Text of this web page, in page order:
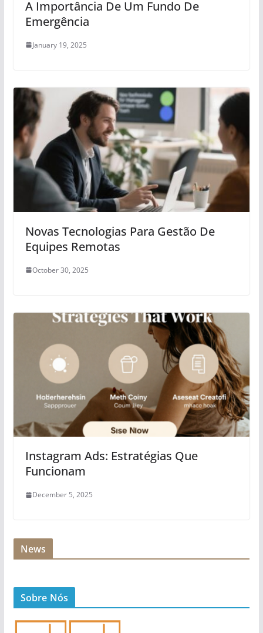
A Importância De Um Fundo De
Emergência
January 19, 2025
Novas Tecnologias Para Gestão De
Equipes Remotas
October 30, 2025
Instagram Ads: Estratégias Que
Funcionam
December 5, 2025
News
Sobre Nós